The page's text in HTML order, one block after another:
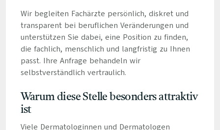
Wir begleiten Fachärzte persönlich, diskret und
transparent bei beruflichen Veränderungen und
unterstützen Sie dabei, eine Position zu finden,
die fachlich, menschlich und langfristig zu Ihnen
passt. Ihre Anfrage behandeln wir
selbstverständlich vertraulich.
Warum diese Stelle besonders attraktiv
ist
Viele Dermatologinnen und Dermatologen